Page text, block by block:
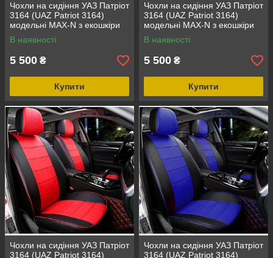
Чохли на сидіння УАЗ Патріот
3164 (UAZ Patriot 3164)
модельні MAX-N з екошкіри
Чорно-білий
В наявності
5 500 ₴
Купити
Чохли на сидіння УАЗ Патріот
3164 (UAZ Patriot 3164)
модельні MAX-N з екошкіри
Чорно-бежевий
В наявності
5 500 ₴
Купити
Чохли на сидіння УАЗ Патріот
3164 (UAZ Patriot 3164)
Чохли на сидіння УАЗ Патріот
3164 (UAZ Patriot 3164)